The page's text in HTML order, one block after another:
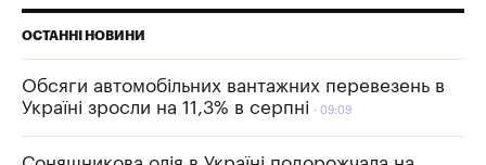
ОСТАННІ НОВИНИ
Обсяги автомобільних вантажних перевезень в
Україні зросли на 11,3% в серпні
09:09